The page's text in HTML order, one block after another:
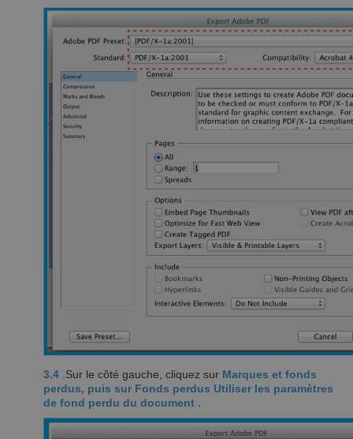
3.4 .Sur le côté gauche, cliquez sur Marques et fonds
perdus, puis sur Fonds perdus Utiliser les paramètres
de fond perdu du document .